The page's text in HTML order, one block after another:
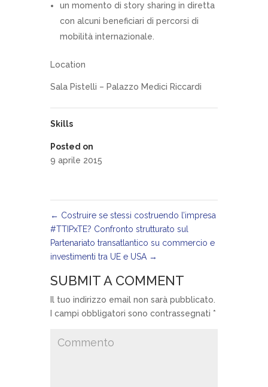
un momento di story sharing in diretta
con alcuni beneficiari di percorsi di
mobilità internazionale.
Location
Sala Pistelli – Palazzo Medici Riccardi
Skills
Posted on
9 aprile 2015
← Costruire se stessi costruendo l’impresa
#TTIPxTE? Confronto strutturato sul
Partenariato transatlantico su commercio e
investimenti tra UE e USA →
SUBMIT A COMMENT
Il tuo indirizzo email non sarà pubblicato.
I campi obbligatori sono contrassegnati *